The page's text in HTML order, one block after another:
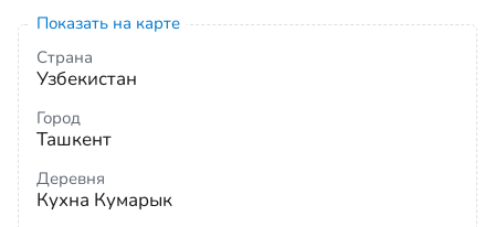
Показать на карте
Страна
Узбекистан
Город
Ташкент
Деревня
Кухна Кумарык